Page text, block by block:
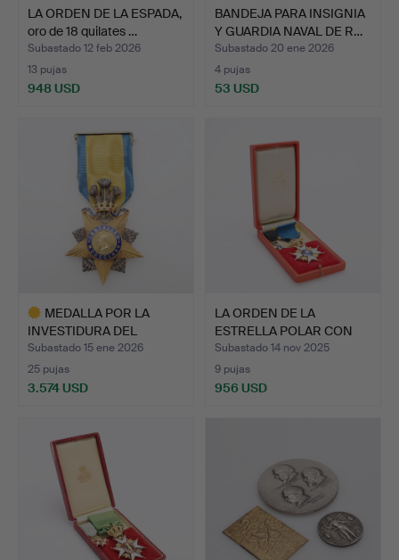
LA ORDEN DE LA ESPADA,
oro de 18 quilates …
Subastado 12 feb 2026
13 pujas
948 USD
BANDEJA PARA INSIGNIA
Y GUARDIA NAVAL DE R…
Subastado 20 ene 2026
4 pujas
53 USD
MEDALLA POR LA
INVESTIDURA DEL
PRÍNCIPE DE…
Subastado 15 ene 2026
25 pujas
3.574 USD
seleccionado
LA ORDEN DE LA
ESTRELLA POLAR CON
MINIATUR…
Subastado 14 nov 2025
9 pujas
956 USD